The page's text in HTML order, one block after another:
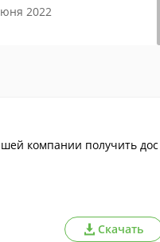
2022
компании получить дос
Скачать